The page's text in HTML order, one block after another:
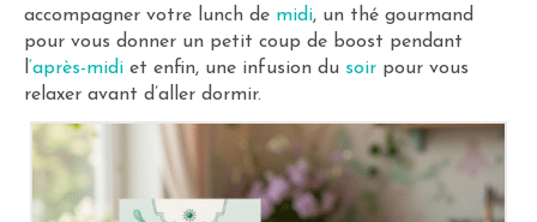
accompagner votre lunch de midi, un thé gourmand
pour vous donner un petit coup de boost pendant
‘après-midi et enfin, une infusion du soir pour vous
relaxer avant d’aller dormir.